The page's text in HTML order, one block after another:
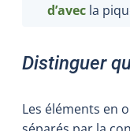
d’avec la
Distinguer
Les éléments en